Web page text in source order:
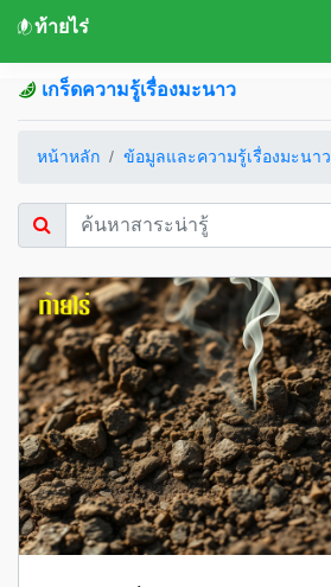
ท้ายไร่
เกร็ดความรู้เรื่องมะนาว
หน้าหลัก ข้อมูลและความรู้เรื่องมะนาว